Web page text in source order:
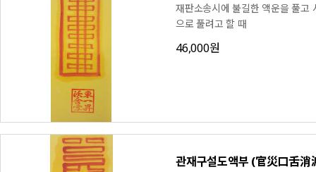
재판소송시에 불길한 액운을 풀고
으로 풀려고 할 때
46,000원
관재구설도액부 (官災口舌消